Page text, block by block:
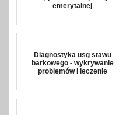
emerytalnej
Diagnostyka usg stawu
barkowego - wykrywanie
problemów i leczenie